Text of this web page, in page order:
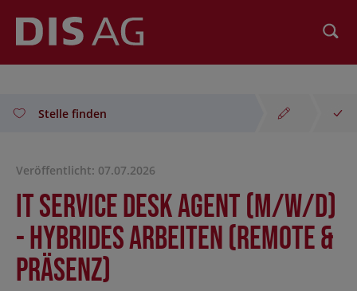
Stelle finden
Veröffentlicht: 07.07.2026
IT Service Desk Agent (m/w/d)
- hybrides Arbeiten (Remote &
Präsenz)